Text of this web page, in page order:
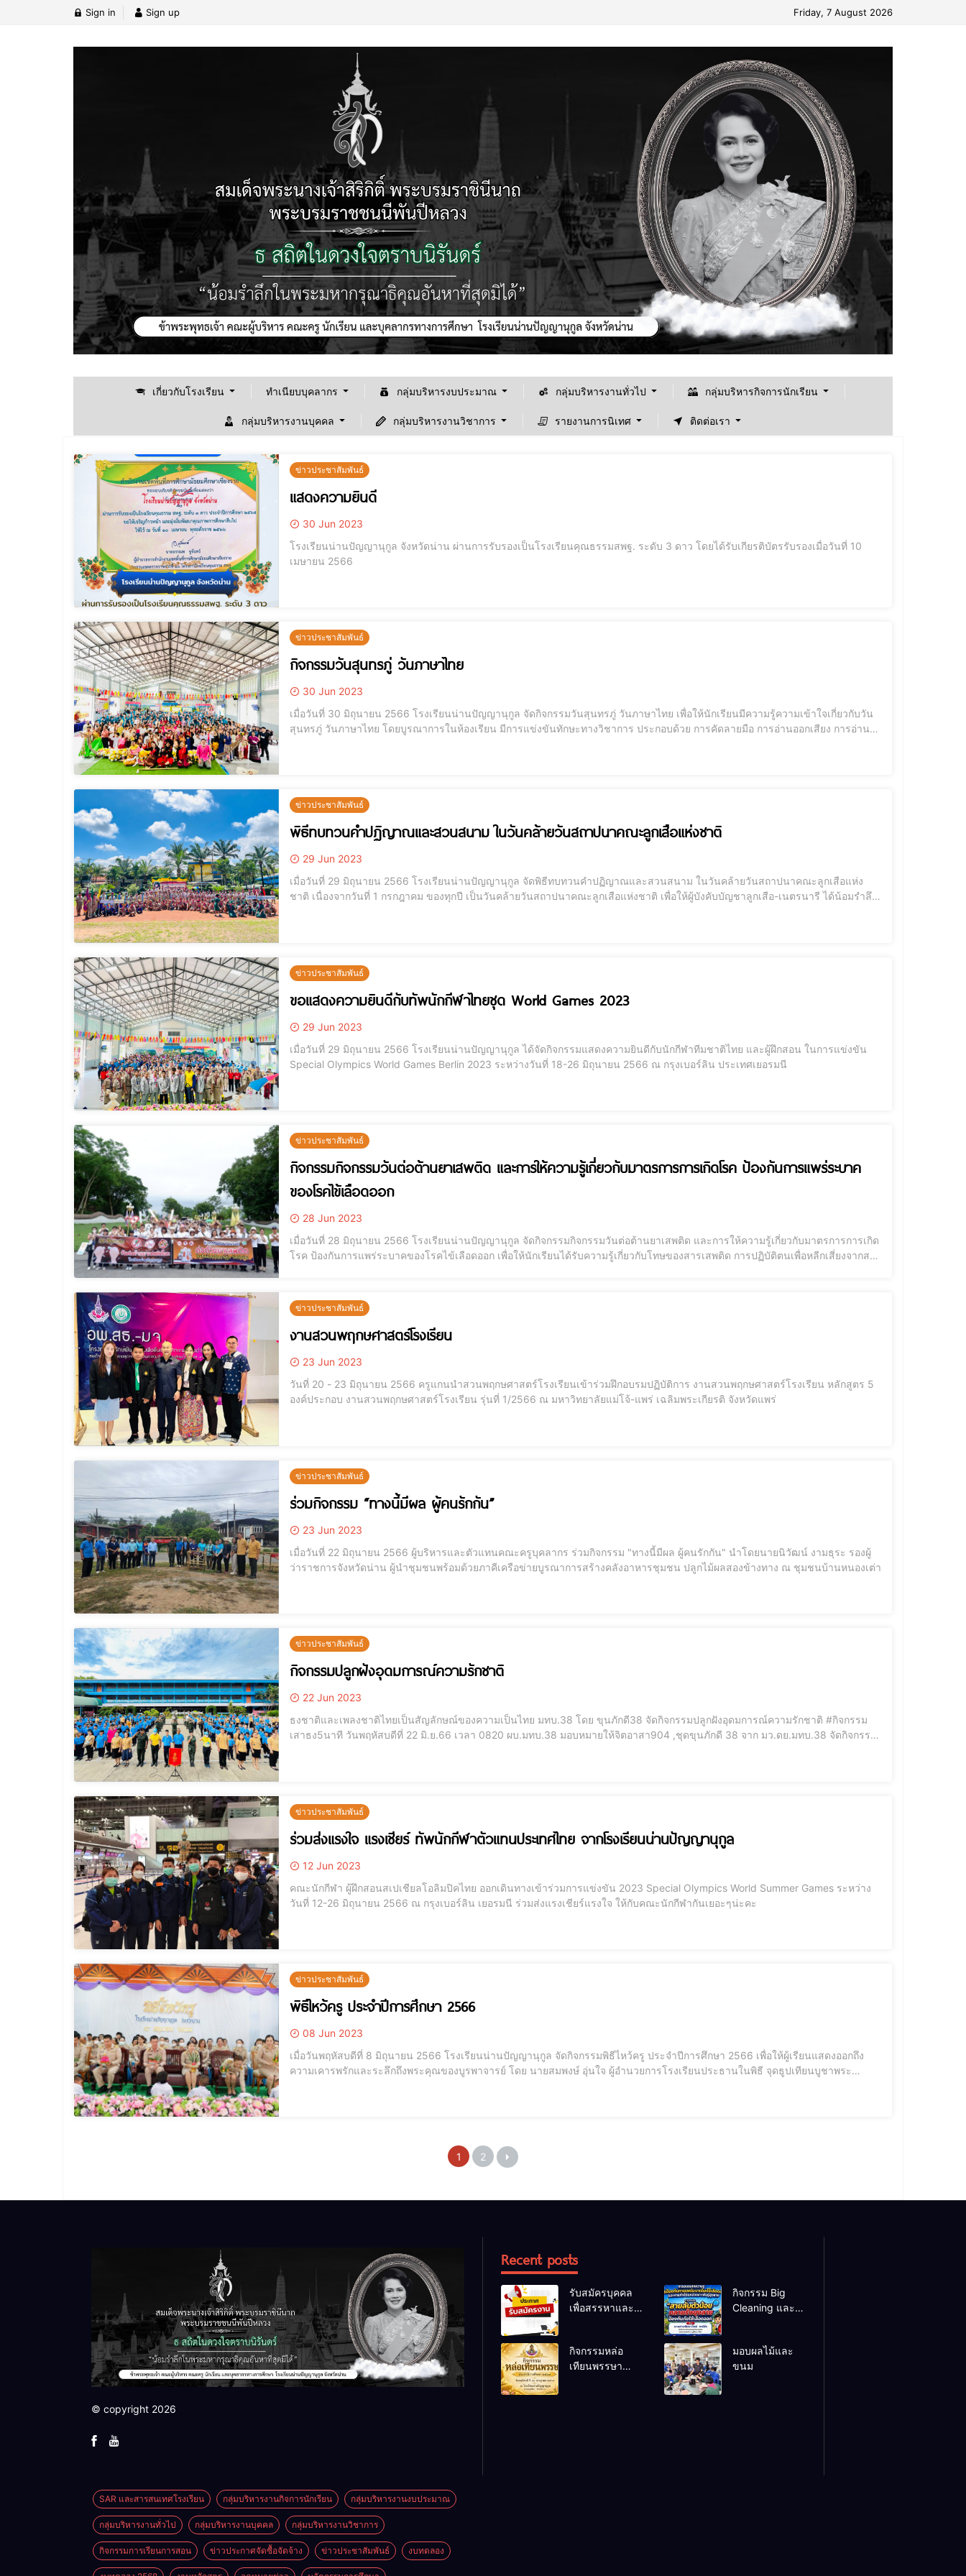
Sign in Sign up Friday, 7 August 2026
เกี่ยวกับโรงเรียน ทำเนียบบุคลากร กลุ่มบริหารงบประมาณ กลุ่มบริหารงานทั่วไป กลุ่มบริหารกิจการนักเรียน
กลุ่มบริหารงานบุคคล กลุ่มบริหารงานวิชาการ รายงานการนิเทศ ติดต่อเรา
ข่าวประชาสัมพันธ์
แสดงความยินดี
30 Jun 2023
โรงเรียนน่านปัญญานุกูล จังหวัดน่าน ผ่านการรับรองเป็นโรงเรียนคุณธรรมสพฐ. ระดับ 3 ดาว โดยได้รับเกียรติบัตรรับรองเมื่อวันที่ 10
เมษายน 2566
ข่าวประชาสัมพันธ์
กิจกรรมวันสุนทรภู่ วันภาษาไทย
30 Jun 2023
เมื่อวันที่ 30 มิถุนายน 2566 โรงเรียนน่านปัญญานุกูล จัดกิจกรรมวันสุนทรภู่ วันภาษาไทย เพื่อให้นักเรียนมีความรู้ความเข้าใจเกี่ยวกับวัน
สุนทรภู่ วันภาษาไทย โดยบูรณาการในห้องเรียน มีการแข่งขันทักษะทางวิชาการ ประกอบด้วย การคัดลายมือ การอ่านออกเสียง การอ่าน
ข่าวประชาสัมพันธ์
พิธีทบทวนคำปฏิญาณและสวนสนาม ในวันคล้ายวันสถาปนาคณะลูกเสือแห่งชาติ
29 Jun 2023
เมื่อวันที่ 29 มิถุนายน 2566 โรงเรียนน่านปัญญานุกูล จัดพิธีทบทวนคำปฏิญาณและสวนสนาม ในวันคล้ายวันสถาปนาคณะลูกเสือแห่ง
ชาติ เนื่องจากวันที่ 1 กรกฎาคม ของทุกปี เป็นวันคล้ายวันสถาปนาคณะลูกเสือแห่งชาติ เพื่อให้ผู้บังคับบัญชาลูกเสือ-เนตรนารี ได้น้อมรำลึก
ข่าวประชาสัมพันธ์
ขอแสดงความยินดีกับทัพนักกีฬาไทยชุด World Games 2023
29 Jun 2023
เมื่อวันที่ 29 มิถุนายน 2566 โรงเรียนน่านปัญญานุกูล ได้จัดกิจกรรมแสดงความยินดีกับนักกีฬาทีมชาติไทย และผู้ฝึกสอน ในการแข่งขัน
Special Olympics World Games Berlin 2023 ระหว่างวันที่ 18-26 มิถุนายน 2566 ณ กรุงเบอร์ลิน ประเทศเยอรมนี
ข่าวประชาสัมพันธ์
กิจกรรมกิจกรรมวันต่อต้านยาเสพติด และการให้ความรู้เกี่ยวกับมาตรการการเกิดโรค ป้องกันการแพร่ระบาค
ของโรคไข้เลือดออก
28 Jun 2023
เมื่อวันที่ 28 มิถุนายน 2566 โรงเรียนน่านปัญญานุกูล จัดกิจกรรมกิจกรรมวันต่อต้านยาเสพติด และการให้ความรู้เกี่ยวกับมาตรการการเกิด
โรค ป้องกันการแพร่ระบาคของโรคไข้เลือดออก เพื่อให้นักเรียนได้รับความรู้เกี่ยวกับโทษของสารเสพติด การปฏิบัติตนเพื่อหลีกเสี่ยงจากสาร
ข่าวประชาสัมพันธ์
งานสวนพฤกษศาสตร์โรงเรียน
23 Jun 2023
วันที่ 20 - 23 มิถุนายน 2566 ครูแกนนำสวนพฤกษศาสตร์โรงเรียนเข้าร่วมฝึกอบรมปฏิบัติการ งานสวนพฤกษศาสตร์โรงเรียน หลักสูตร 5
องค์ประกอบ งานสวนพฤกษศาสตร์โรงเรียน รุ่นที่ 1/2566 ณ มหาวิทยาลัยแม่โจ้-แพร่ เฉลิมพระเกียรติ จังหวัดแพร่
ข่าวประชาสัมพันธ์
ร่วมกิจกรรม “ทางนี้มีผล ผู้คนรักกัน”
23 Jun 2023
เมื่อวันที่ 22 มิถุนายน 2566 ผู้บริหารและตัวแทนคณะครูบุคลากร ร่วมกิจกรรม "ทางนี้มีผล ผู้คนรักกัน" นำโดยนายนิวัฒน์ งามธุระ รองผู้
ว่าราชการจังหวัดน่าน ผู้นำชุมชนพร้อมด้วยภาคีเครือข่ายบูรณาการสร้างคลังอาหารชุมชน ปลูกไม้ผลสองข้างทาง ณ ชุมชนบ้านหนองเต่า
ข่าวประชาสัมพันธ์
กิจกรรมปลูกฝังอุดมการณ์ความรักชาติ
22 Jun 2023
ธงชาติและเพลงชาติไทยเป็นสัญลักษณ์ของความเป็นไทย มทบ.38 โดย ขุนภักดี38 จัดกิจกรรมปลูกฝังอุดมการณ์ความรักชาติ #กิจกรรม
เสาธง5นาที วันพฤหัสบดีที่ 22 มิ.ย.66 เวลา 0820 ผบ.มทบ.38 มอบหมายให้จิตอาสา904 ,ชุดขุนภักดี 38 จาก มว.ดย.มทบ.38 จัดกิจกรรม
ข่าวประชาสัมพันธ์
ร่วมส่งแรงใจ แรงเชียร์ ทัพนักกีฬาตัวแทนประเทศไทย จากโรงเรียนน่านปัญญานุกูล
12 Jun 2023
คณะนักกีฬา ผู้ฝึกสอนสเปเชียลโอลิมปิคไทย ออกเดินทางเข้าร่วมการแข่งขัน 2023 Special Olympics World Summer Games ระหว่าง
วันที่ 12-26 มิถุนายน 2566 ณ กรุงเบอร์ลิน เยอรมนี ร่วมส่งแรงเชียร์แรงใจ ให้กับคณะนักกีฬากันเยอะๆน่ะคะ
ข่าวประชาสัมพันธ์
พิธีไหว้ครู ประจำปีการศึกษา 2566
08 Jun 2023
เมื่อวันพฤหัสบดีที่ 8 มิถุนายน 2566 โรงเรียนน่านปัญญานุกูล จัดกิจกรรมพิธีไหว้ครู ประจำปีการศึกษา 2566 เพื่อให้ผู้เรียนแสดงออกถึง
ความเคารพรักและระลึกถึงพระคุณของบูรพาจารย์ โดย นายสมพงษ์ อุ่นใจ ผู้อำนวยการโรงเรียนประธานในพิธี จุดธูปเทียนบูชาพระ
1 2
© copyright 2026
Recent posts
รับสมัครบุคคล
เพื่อสรรหาและ
ทั่วไป
กิจกรรม Big
Cleaning และ
กิจกรรมหล่อ
เทียนพรรษา
มอบผลไม้และ
ขนม
SAR และสารสนเทศโรงเรียน กลุ่มบริหารงานกิจการนักเรียน กลุ่มบริหารงานงบประมาณ
กลุ่มบริหารงานทั่วไป กลุ่มบริหารงานบุคคล กลุ่มบริหารงานวิชาการ
กิจกรรมการเรียนการสอน ข่าวประกาศจัดซื้อจัดจ้าง ข่าวประชาสัมพันธ์ งบทดลอง